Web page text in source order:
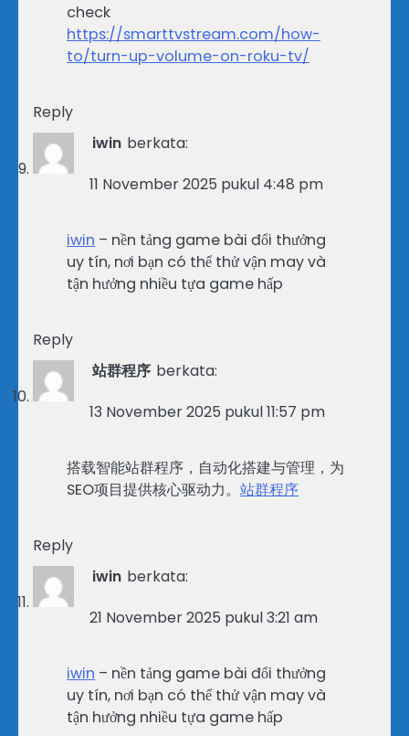
check
https://smarttvstream.com/how-
to/turn-up-volume-on-roku-tv/
Reply
iwin berkata:
11 November 2025 pukul 4:48 pm
iwin – nền tảng game bài đổi thưởng
uy tín, nơi bạn có thể thử vận may và
tận hưởng nhiều tựa game hấp
Reply
站群程序 berkata:
13 November 2025 pukul 11:57 pm
搭载智能站群程序，自动化搭建与管理，为
SEO项目提供核心驱动力。 站群程序
Reply
iwin berkata:
21 November 2025 pukul 3:21 am
iwin – nền tảng game bài đổi thưởng
uy tín, nơi bạn có thể thử vận may và
tận hưởng nhiều tựa game hấp